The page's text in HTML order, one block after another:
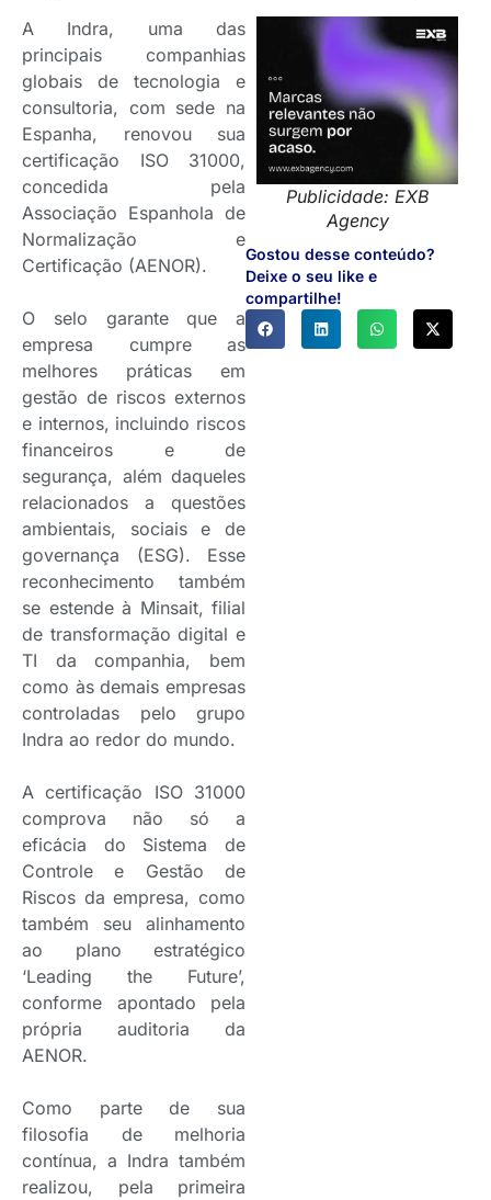
Publicidade: EXB
Agency
Gostou desse conteúdo?
Deixe o seu like e
compartilhe!
A Indra, uma das
principais companhias
globais de tecnologia e
consultoria, com sede na
Espanha, renovou sua
certificação ISO 31000,
concedida pela
Associação Espanhola de
Normalização e
Certificação (AENOR).
O selo garante que a
empresa cumpre as
melhores práticas em
gestão de riscos externos
e internos, incluindo riscos
financeiros e de
segurança, além daqueles
relacionados a questões
ambientais, sociais e de
governança (ESG). Esse
reconhecimento também
se estende à Minsait, filial
de transformação digital e
TI da companhia, bem
como às demais empresas
controladas pelo grupo
Indra ao redor do mundo.
A certificação ISO 31000
comprova não só a
eficácia do Sistema de
Controle e Gestão de
Riscos da empresa, como
também seu alinhamento
ao plano estratégico
‘Leading the Future’,
conforme apontado pela
própria auditoria da
AENOR.
Como parte de sua
filosofia de melhoria
contínua, a Indra também
realizou, pela primeira